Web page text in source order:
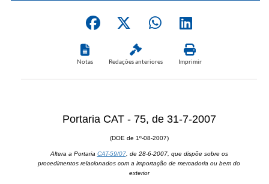
Notas Redações anteriores Imprimir
Portaria CAT - 75, de 31-7-2007
(DOE de 1º-08-2007)
Altera a Portaria CAT-59/07, de 28-6-2007, que dispõe sobre os
procedimentos relacionados com a importação de mercadoria ou bem do
exterior